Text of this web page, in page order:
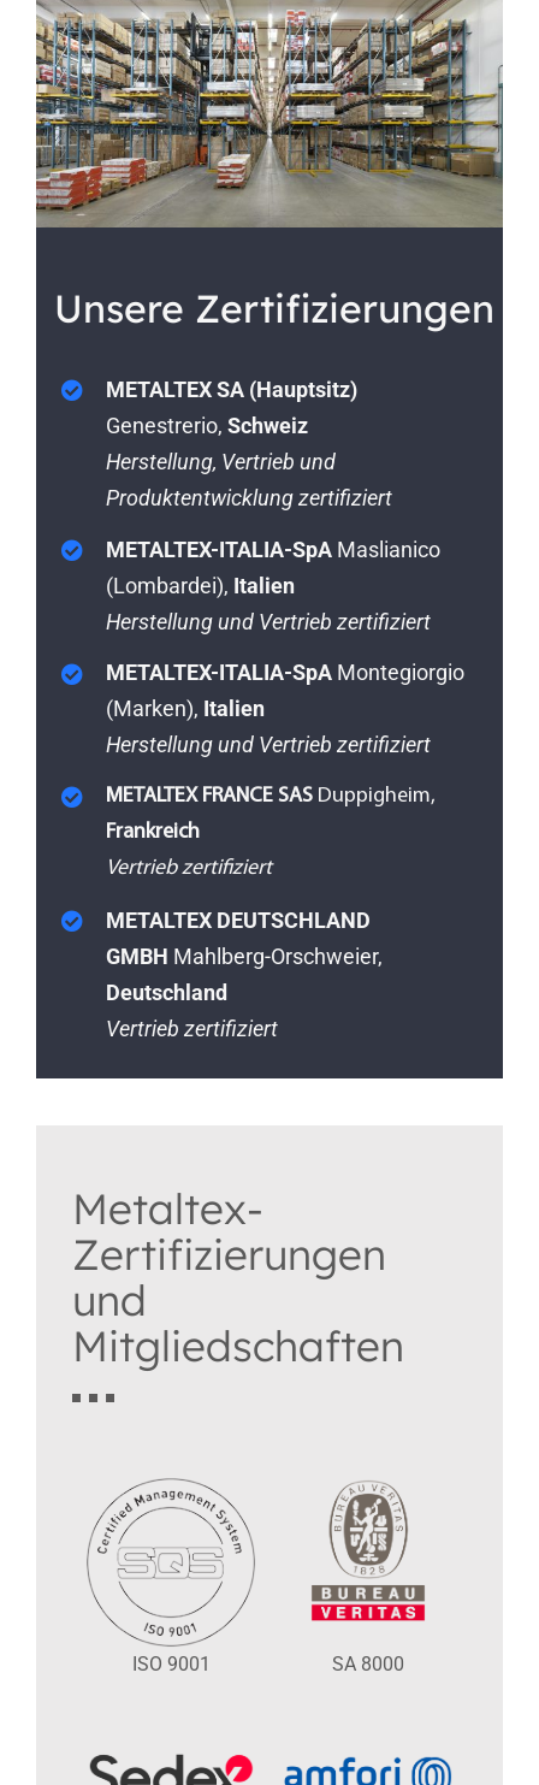
Unsere Zertifizierungen
METALTEX SA (Hauptsitz)
Genestrerio, Schweiz
Herstellung, Vertrieb und
Produktentwicklung zertifiziert
METALTEX-ITALIA-SpA Maslianico
(Lombardei), Italien
Herstellung und Vertrieb zertifiziert
METALTEX-ITALIA-SpA Montegiorgio
(Marken), Italien
Herstellung und Vertrieb zertifiziert
METALTEX FRANCE SAS Duppigheim,
Frankreich
Vertrieb zertifiziert
METALTEX DEUTSCHLAND
GMBH Mahlberg-Orschweier,
Deutschland
Vertrieb zertifiziert
Metaltex-
Zertifizierungen
und
Mitgliedschaften
ISO 9001 SA 8000